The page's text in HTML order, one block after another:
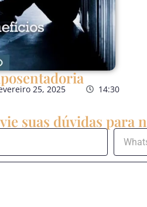
25, 2025 14:30
suas dúvidas para